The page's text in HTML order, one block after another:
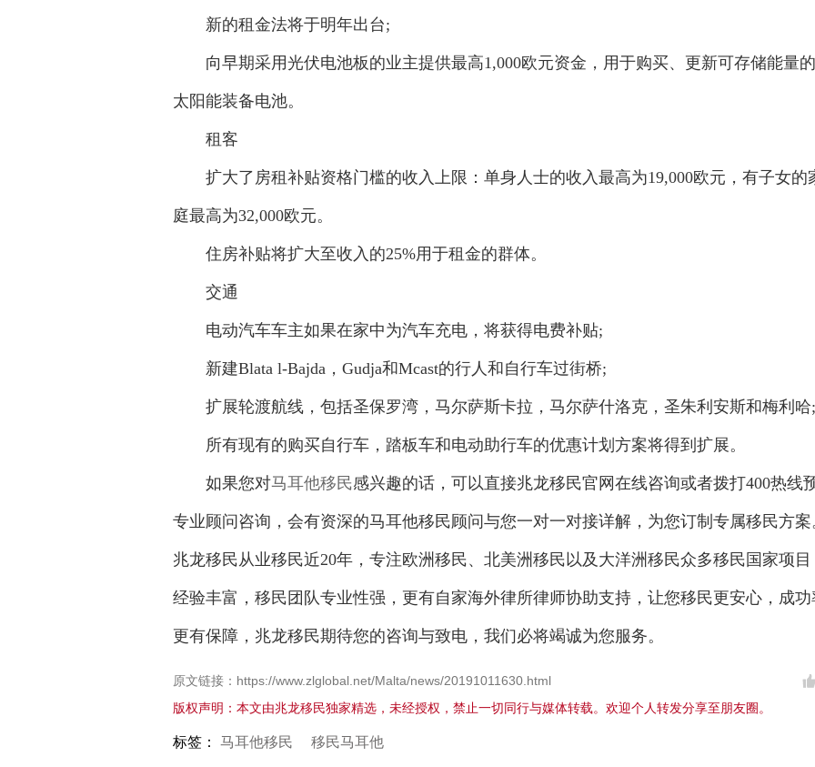
新的租金法将于明年出台;
向早期采用光伏电池板的业主提供最高1,000欧元资金，用于购买、更新可存储能量
太阳能装备电池。
租客
扩大了房租补贴资格门槛的收入上限：单身人士的收入最高为19,000欧元，有子女的
庭最高为32,000欧元。
住房补贴将扩大至收入的25%用于租金的群体。
交通
电动汽车车主如果在家中为汽车充电，将获得电费补贴;
新建Blata l-Bajda，Gudja和Mcast的行人和自行车过街桥;
扩展轮渡航线，包括圣保罗湾，马尔萨斯卡拉，马尔萨什洛克，圣朱利安斯和梅利哈;
所有现有的购买自行车，踏板车和电动助行车的优惠计划方案将得到扩展。
如果您对马耳他移民感兴趣的话，可以直接兆龙移民官网在线咨询或者拨打400热线
专业顾问咨询，会有资深的马耳他移民顾问与您一对一对接详解，为您订制专属移民方案
兆龙移民从业移民近20年，专注欧洲移民、北美洲移民以及大洋洲移民众多移民国家项目
经验丰富，移民团队专业性强，更有自家海外律所律师协助支持，让您移民更安心，成功
更有保障，兆龙移民期待您的咨询与致电，我们必将竭诚为您服务。
原文链接：https://www.zlglobal.net/Malta/news/20191011630.html
版权声明：本文由兆龙移民独家精选，未经授权，禁止一切同行与媒体转载。欢迎个人转发分享至朋友圈。
标签： 马耳他移民 移民马耳他